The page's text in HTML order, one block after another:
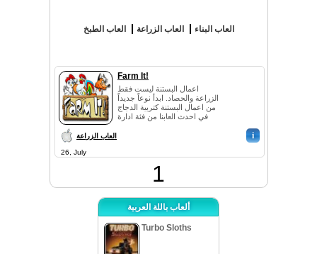
العاب الطبخ العاب الزراعة العاب البناء
Farm It!
اعمال البستنة ليست فقط
الزراعة والحصاد. ابدأ نوعاً جديداً
من اعمال البستنة كتربية الدجاج
في احدث العابنا من فئة ادارة
العاب الزراعة i
26, July
1
ألعاب باللة العربية
Turbo Sloths